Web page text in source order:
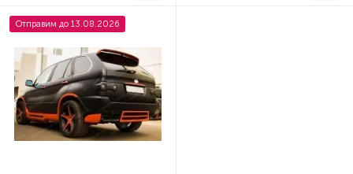
Отправим до 13.08.2026